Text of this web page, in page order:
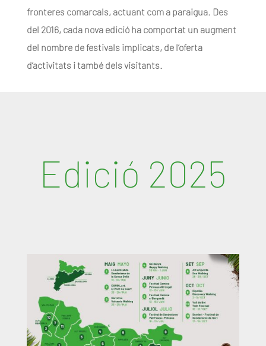
fronteres comarcals, actuant com a paraigua. Des
del 2016, cada nova edició ha comportat un augment
del nombre de festivals implicats, de l’oferta
d’activitats i també dels visitants.
Edició 2025